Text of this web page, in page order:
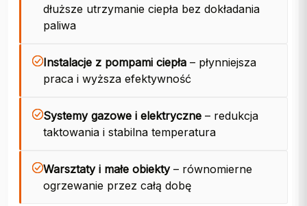
dłuższe utrzymanie ciepła bez dokładania
paliwa
Instalacje z pompami ciepła – płynniejsza
praca i wyższa efektywność
Systemy gazowe i elektryczne – redukcja
taktowania i stabilna temperatura
Warsztaty i małe obiekty– równomierne
ogrzewanie przez całą dobę